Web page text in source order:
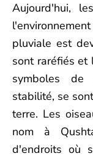
Aujourd'hui,
pluviale est
sont raréfiés et
symboles de
stabilité, se
terre. Les
nom à
d'endroits où